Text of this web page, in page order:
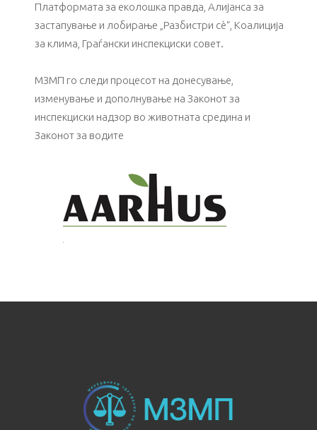
Платформата за еколошка правда, Алијанса за
зaстапување и лобирање „Разбистри сѐ“, Коалиција
за клима, Граѓански инспекциски совет.
МЗМП го следи процесот на донесување,
изменување и дополнување на Законот за
инспекциски надзор во животната средина и
Законот за водите